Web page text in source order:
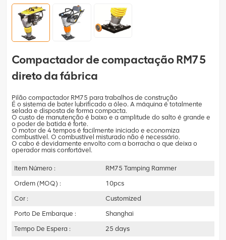
Compactador de compactação RM75
direto da fábrica
Pilão compactador RM75 para trabalhos de construção
É o sistema de bater lubrificado a óleo. A máquina é totalmente
selada e disposta de forma compacta.
O custo de manutenção é baixo e a amplitude do salto é grande e
o poder de batida é forte.
O motor de 4 tempos é facilmente iniciado e economiza
combustível. O combustível misturado não é necessário.
O cabo é devidamente envolto com a borracha o que deixa o
operador mais confortável.
Item Número :
RM75 Tamping Rammer
Ordem (MOQ) :
10pcs
Cor :
Customized
Porto De Embarque :
Shanghai
Tempo De Espera :
25 days